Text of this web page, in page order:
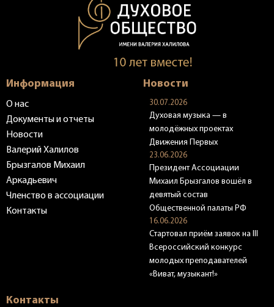
Информация
О нас
Документы и отчеты
Новости
Валерий Халилов
Брызгалов Михаил
Аркадьевич
Членство в ассоциации
Контакты
Новости
30.07.2026
Духовая музыка — в
молодёжных проектах
Движения Первых
23.06.2026
Президент Ассоциации
Михаил Брызгалов вошёл в
девятый состав
Общественной палаты РФ
16.06.2026
Стартовал приём заявок на III
Всероссийский конкурс
молодых преподавателей
«Виват, музыкант!»
Контакты